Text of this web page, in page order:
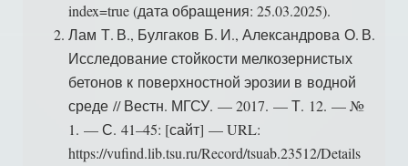
index=true (дата обращения: 25.03.2025).
Лам Т. В., Булгаков Б. И., Александрова О. В.
Исследование стойкости мелкозернистых
бетонов к поверхностной эрозии в водной
среде // Вестн. МГСУ. — 2017. — Т. 12. — №
1. — С. 41–45: [сайт] — URL:
https://vufind.lib.tsu.ru/Record/tsuab.23512/Details